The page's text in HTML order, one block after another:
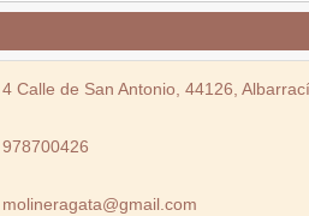
4 Calle de San Antonio, 44126,
978700426
molineragata@gmail.com